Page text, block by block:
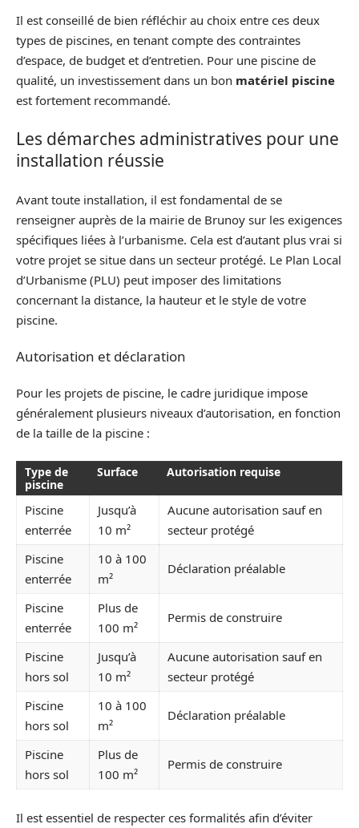
Il est conseillé de bien réfléchir au choix entre ces deux
types de piscines, en tenant compte des contraintes
d’espace, de budget et d’entretien. Pour une piscine de
qualité, un investissement dans un bon matériel piscine
est fortement recommandé.
Les démarches administratives pour une
installation réussie
Avant toute installation, il est fondamental de se
renseigner auprès de la mairie de Brunoy sur les exigences
spécifiques liées à l’urbanisme. Cela est d’autant plus vrai si
votre projet se situe dans un secteur protégé. Le Plan Local
d’Urbanisme (PLU) peut imposer des limitations
concernant la distance, la hauteur et le style de votre
piscine.
Autorisation et déclaration
Pour les projets de piscine, le cadre juridique impose
généralement plusieurs niveaux d’autorisation, en fonction
de la taille de la piscine :
Type de
piscine
Surface Autorisation requise
Piscine
enterrée
Jusqu’à
10 m²
Aucune autorisation sauf en
secteur protégé
Piscine
enterrée
10 à 100
m²
Déclaration préalable
Piscine
enterrée
Plus de
100 m²
Permis de construire
Piscine
hors sol
Jusqu’à
10 m²
Aucune autorisation sauf en
secteur protégé
Piscine
hors sol
10 à 100
m²
Déclaration préalable
Piscine
hors sol
Plus de
100 m²
Permis de construire
Il est essentiel de respecter ces formalités afin d’éviter